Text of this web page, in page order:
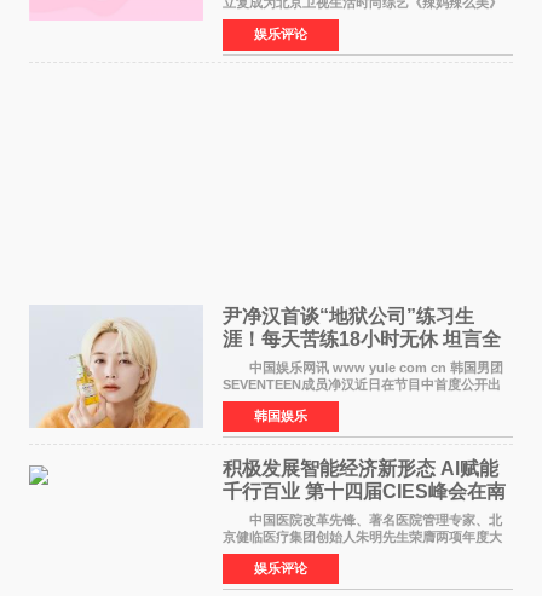
的特别赞助商,明星辣妈袁咏仪倾情参与，向广大
都市女性传递健康生活新主张，寄语当代女性在
家庭与自我之间
娱乐评论
尹净汉首谈“地狱公司”练习生
涯！每天苦练18小时无休 坦言全
靠成员撑过来
中国娱乐网讯 www yule com cn 韩国男团
SEVENTEEN成员净汉近日在节目中首度公开出
道前的残酷练习生经历，并提及经纪公司Pledis
娱乐，引发广泛关注。 在8月2日播出的日本
TBS综艺节目《周
韩国娱乐
积极发展智能经济新形态 Al赋能
千行百业 第十四届CIES峰会在南
京盛大召开
中国医院改革先锋、著名医院管理专家、北
京健临医疗集团创始人朱明先生荣膺两项年度大
奖 2026年7月31日，盛夏金陵，长江之畔，
以重落地·真务实·强链接为主题的2026&lsquo;人
工智能+&rsquo
娱乐评论